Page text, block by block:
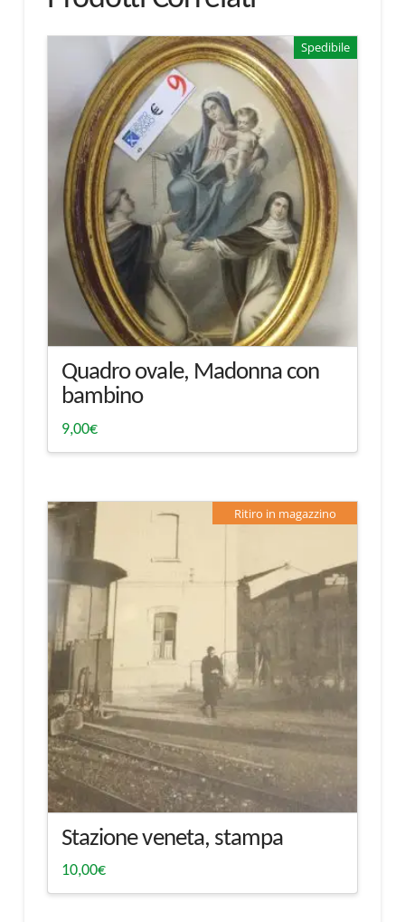
Spedibile
Quadro ovale, Madonna con
bambino
9,00€
Ritiro in magazzino
Stazione veneta, stampa
10,00€